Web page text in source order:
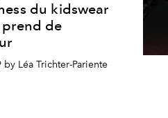
du kidswear
de
Léa Trichter-Pariente